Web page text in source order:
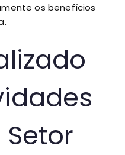
os benefícios